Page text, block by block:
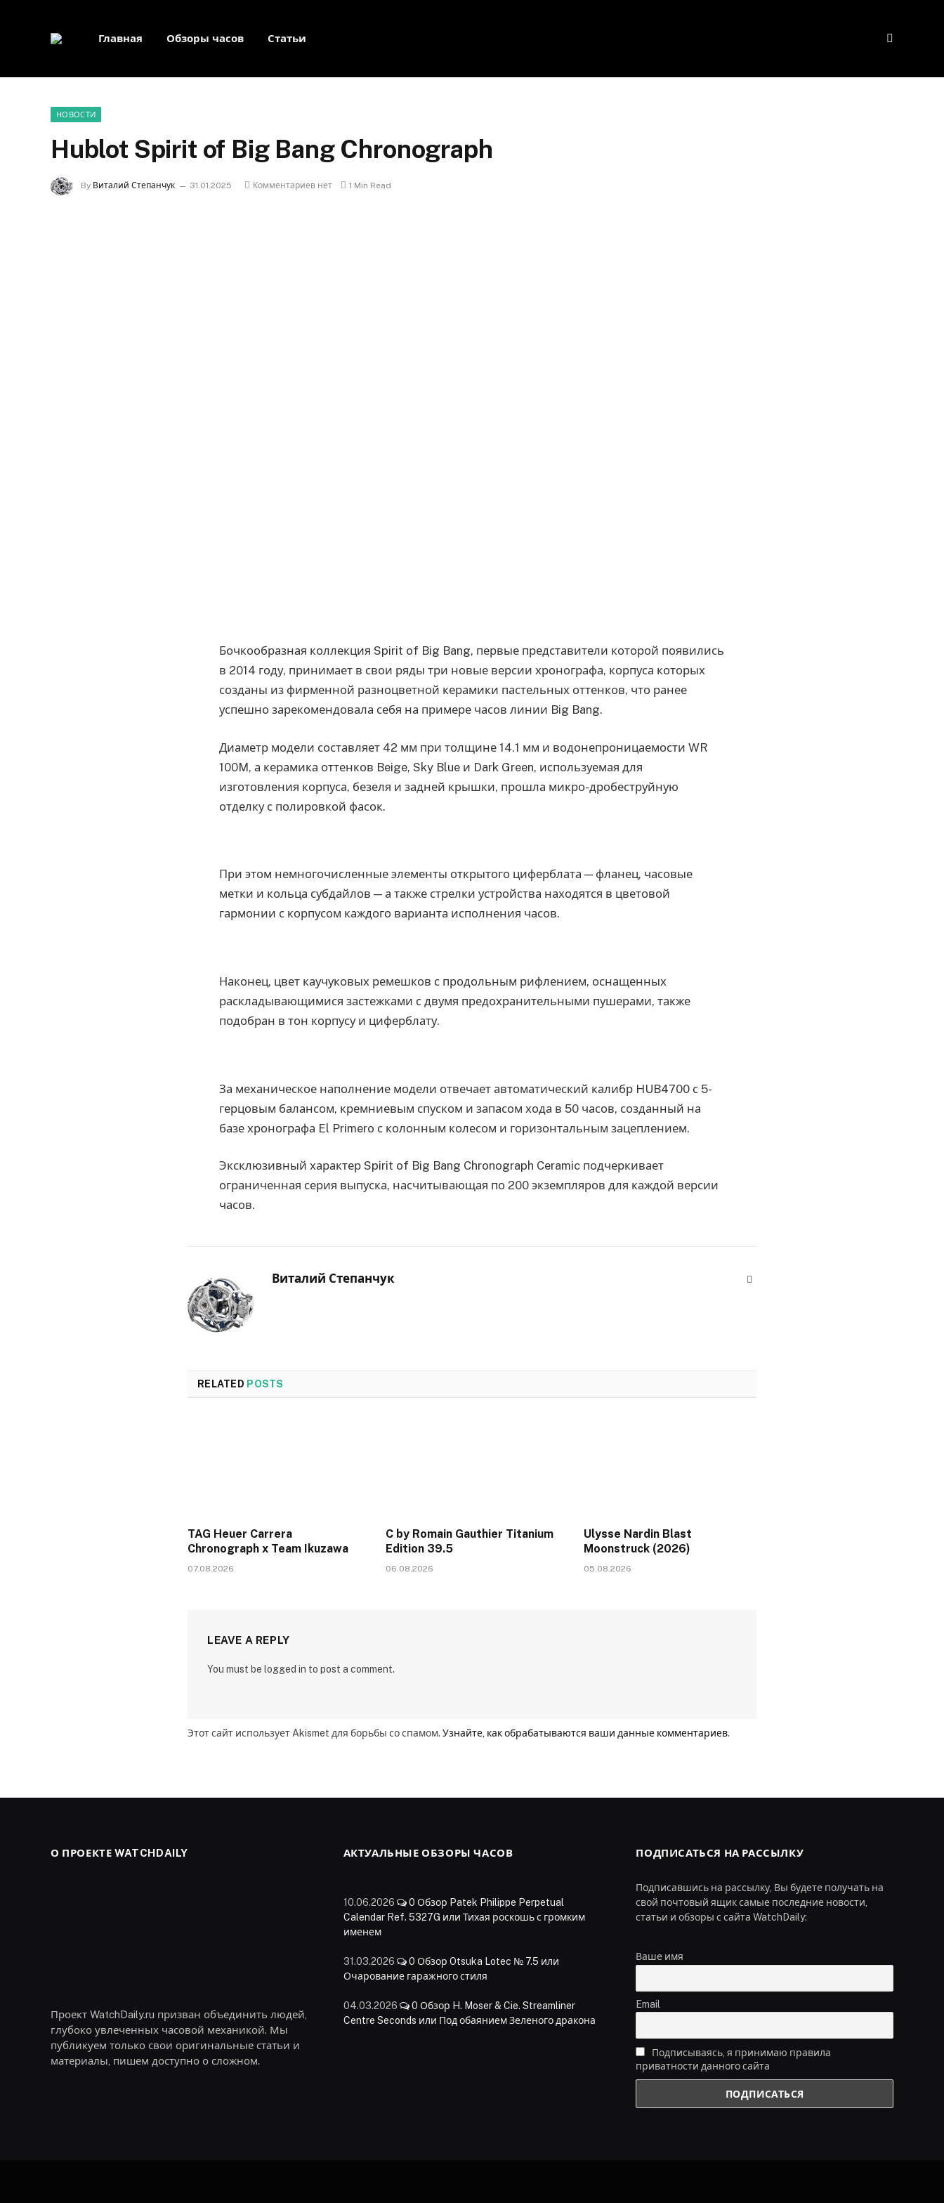
Главная Обзоры часов Статьи
НОВОСТИ
Hublot Spirit of Big Bang Chronograph
By Виталий Степанчук 31.01.2025 Комментариев нет 1 Min Read
Бочкообразная коллекция Spirit of Big Bang, первые представители которой появились
в 2014 году, принимает в свои ряды три новые версии хронографа, корпуса которых
созданы из фирменной разноцветной керамики пастельных оттенков, что ранее
успешно зарекомендовала себя на примере часов линии Big Bang.
Диаметр модели составляет 42 мм при толщине 14.1 мм и водонепроницаемости WR
100M, а керамика оттенков Beige, Sky Blue и Dark Green, используемая для
изготовления корпуса, безеля и задней крышки, прошла микро-дробеструйную
отделку с полировкой фасок.
При этом немногочисленные элементы открытого циферблата — фланец, часовые
метки и кольца субдайлов — а также стрелки устройства находятся в цветовой
гармонии с корпусом каждого варианта исполнения часов.
Наконец, цвет каучуковых ремешков с продольным рифлением, оснащенных
раскладывающимися застежками с двумя предохранительными пушерами, также
подобран в тон корпусу и циферблату.
За механическое наполнение модели отвечает автоматический калибр HUB4700 с 5-
герцовым балансом, кремниевым спуском и запасом хода в 50 часов, созданный на
базе хронографа El Primero с колонным колесом и горизонтальным зацеплением.
Эксклюзивный характер Spirit of Big Bang Chronograph Ceramic подчеркивает
ограниченная серия выпуска, насчитывающая по 200 экземпляров для каждой версии
часов.
Виталий Степанчук
RELATED POSTS
TAG Heuer Carrera
Chronograph x Team Ikuzawa
07.08.2026
C by Romain Gauthier Titanium
Edition 39.5
06.08.2026
Ulysse Nardin Blast
Moonstruck (2026)
05.08.2026
LEAVE A REPLY
You must be logged in to post a comment.
Этот сайт использует Akismet для борьбы со спамом. Узнайте, как обрабатываются ваши данные комментариев.
О ПРОЕКТЕ WATCHDAILY
Проект WatchDaily.ru призван объединить людей,
глубоко увлеченных часовой механикой. Мы
публикуем только свои оригинальные статьи и
материалы, пишем доступно о сложном.
АКТУАЛЬНЫЕ ОБЗОРЫ ЧАСОВ
10.06.2026 0 Обзор Patek Philippe Perpetual
Calendar Ref. 5327G или Тихая роскошь с громким
именем
31.03.2026 0 Обзор Otsuka Lotec № 7.5 или
Очарование гаражного стиля
04.03.2026 0 Обзор H. Moser & Cie. Streamliner
Centre Seconds или Под обаянием Зеленого дракона
ПОДПИСАТЬСЯ НА РАССЫЛКУ
Подписавшись на рассылку, Вы будете получать на
свой почтовый ящик самые последние новости,
статьи и обзоры с сайта WatchDaily:
Ваше имя
Email
Подписываясь, я принимаю правила
приватности данного сайта